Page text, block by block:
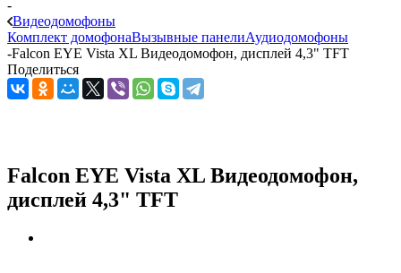
-
Видеодомофоны
Комплект домофонаВызывные панелиАудиодомофоны
-Falcon EYE Vista XL Видеодомофон, дисплей 4,3" TFT
Поделиться
Falcon EYE Vista XL Видеодомофон,
дисплей 4,3" TFT